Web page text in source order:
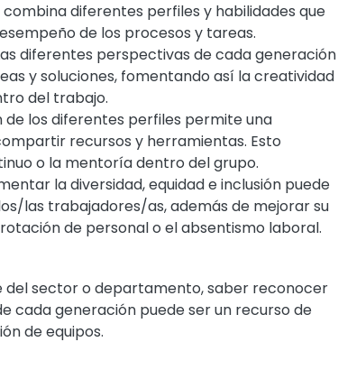
combina diferentes perfiles y habilidades que
de los procesos y tareas.
diferentes perspectivas de cada generación
y soluciones, fomentando así la creatividad
del trabajo.
de los diferentes perfiles permite una
recursos y herramientas. Esto
o la mentoría dentro del grupo.
la diversidad, equidad e inclusión puede
las trabajadores/as, además de mejorar su
de personal o el absentismo laboral.
del sector o departamento, saber reconocer
cada generación puede ser un recurso de
de equipos.